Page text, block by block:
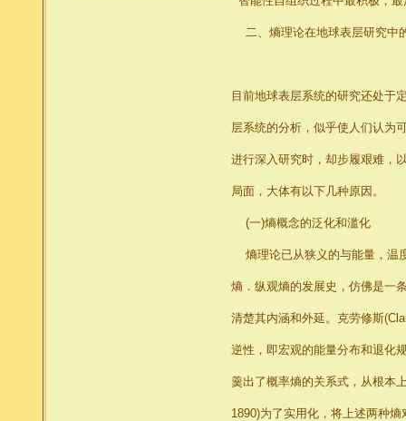
二、熵理论在地球表层研究中
目前地球表层系统的研究还处于
层系统的分析，似乎使人们认为
进行深入研究时，却步履艰难，
局面，大体有以下几种原因。
(一)熵概念的泛化和滥化
熵理论已从狭义的与能量，温
熵．纵观熵的发展史，仿佛是一
清楚其内涵和外延。克劳修斯
逆性，即宏观的能量分布和退化
羹出了概率熵的关系式，从根本
1890)为了实用化，将上述两种